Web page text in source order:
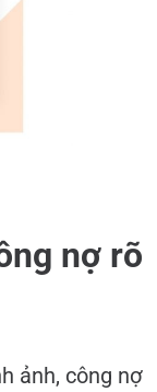
nợ rõ
ảnh, công nợ